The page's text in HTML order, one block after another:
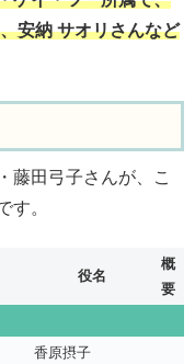
安納 サオリさんなど
藤田弓子さんが、こ
す。
役名
概
要
香原摂子